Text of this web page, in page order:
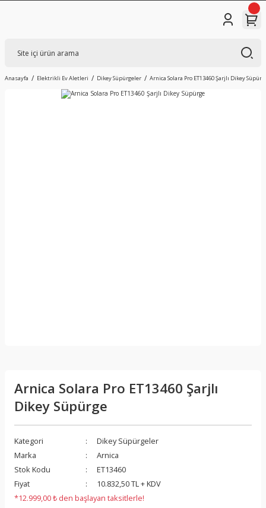
Anasayfa Elektrikli Ev Aletleri Dikey Süpürgeler Arnica Solara Pro ET13460 Şarjlı Dikey
Arnica Solara Pro ET13460 Şarjlı
Dikey Süpürge
Kategori
Dikey Süpürgeler
Marka
Arnica
Stok Kodu
ET13460
Fiyat
10.832,50 TL + KDV
*12.999,00 ₺ den başlayan taksitlerle!